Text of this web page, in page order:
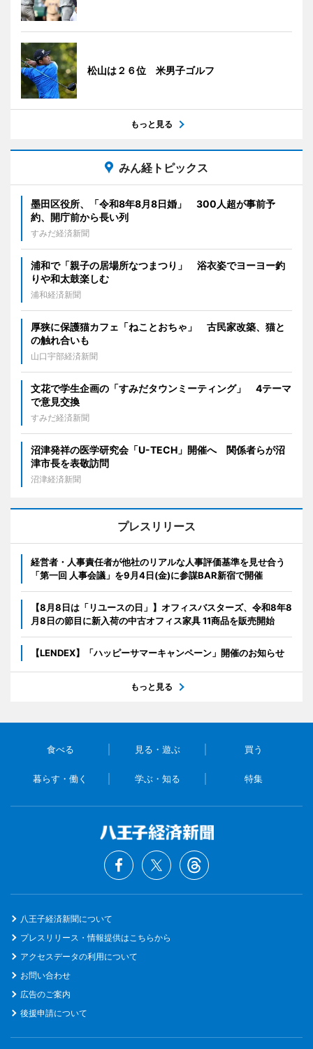
松山は２６位 米男子ゴルフ
もっと見る
みん経トピックス
墨田区役所、「令和8年8月8日婚」 300人超が事前予
約、開庁前から長い列
すみだ経済新聞
浦和で「親子の居場所なつまつり」 浴衣姿でヨーヨー釣
りや和太鼓楽しむ
浦和経済新聞
厚狭に保護猫カフェ「ねことおちゃ」 古民家改築、猫と
の触れ合いも
山口宇部経済新聞
文花で学生企画の「すみだタウンミーティング」 4テーマ
で意見交換
すみだ経済新聞
沼津発祥の医学研究会「U-TECH」開催へ 関係者らが沼
津市長を表敬訪問
沼津経済新聞
プレスリリース
経営者・人事責任者が他社のリアルな人事評価基準を見せ合う
「第一回 人事会議」を9月4日(金)に参謀BAR新宿で開催
【8月8日は「リユースの日」】オフィスバスターズ、令和8年8
月8日の節目に新入荷の中古オフィス家具 11商品を販売開始
【LENDEX】「ハッピーサマーキャンペーン」開催のお知らせ
もっと見る
食べる 見る・遊ぶ 買う
暮らす・働く 学ぶ・知る 特集
八王子経済新聞について
プレスリリース・情報提供はこちらから
アクセスデータの利用について
お問い合わせ
広告のご案内
後援申請について